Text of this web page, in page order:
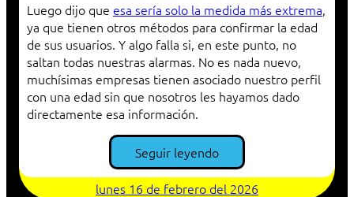
Luego dijo que esa sería solo la medida más extrema,
ya que tienen otros métodos para confirmar la edad
de sus usuarios. Y algo falla si, en este punto, no
saltan todas nuestras alarmas. No es nada nuevo,
muchísimas empresas tienen asociado nuestro perfil
con una edad sin que nosotros les hayamos dado
directamente esa información.
Seguir leyendo
lunes 16 de febrero del 2026